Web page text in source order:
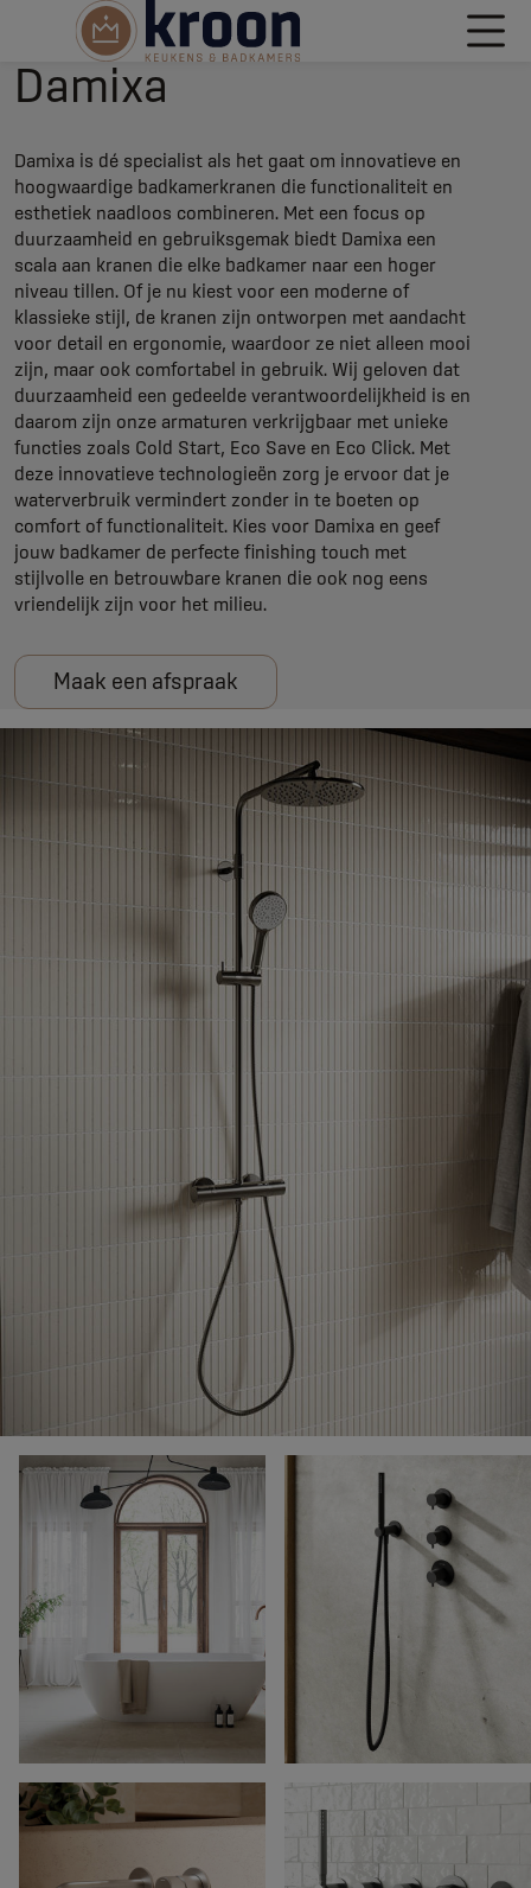
Damixa
Damixa is dé specialist als het gaat om innovatieve en
hoogwaardige badkamerkranen die functionaliteit en
esthetiek naadloos combineren. Met een focus op
duurzaamheid en gebruiksgemak biedt Damixa een
scala aan kranen die elke badkamer naar een hoger
niveau tillen. Of je nu kiest voor een moderne of
klassieke stijl, de kranen zijn ontworpen met aandacht
voor detail en ergonomie, waardoor ze niet alleen mooi
zijn, maar ook comfortabel in gebruik. Wij geloven dat
duurzaamheid een gedeelde verantwoordelijkheid is en
daarom zijn onze armaturen verkrijgbaar met unieke
functies zoals Cold Start, Eco Save en Eco Click. Met
deze innovatieve technologieën zorg je ervoor dat je
waterverbruik vermindert zonder in te boeten op
comfort of functionaliteit. Kies voor Damixa en geef
jouw badkamer de perfecte finishing touch met
stijlvolle en betrouwbare kranen die ook nog eens
vriendelijk zijn voor het milieu.
Maak een afspraak